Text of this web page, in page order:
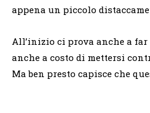
appena un piccolo
All’inizio ci prova anche a
anche a costo di mettersi
Ma ben presto capisce che